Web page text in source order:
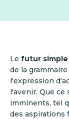
Le futur simple
de la
l'expression
l'avenir. Que
imminents, tel
des aspirations